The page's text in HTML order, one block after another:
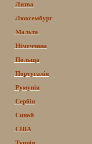
Литва
Люксембург
Мальта
Німеччина
Польща
Португалія
Румунія
Сербія
Синай
США